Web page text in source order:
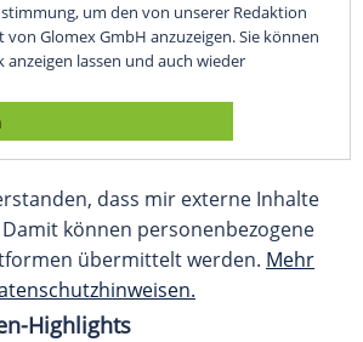
um den von unserer Redaktion
Glomex GmbH anzuzeigen. Sie können
anzeigen lassen und auch wieder
dass mir externe Inhalte
können personenbezogene
übermittelt werden. Mehr
Highlights